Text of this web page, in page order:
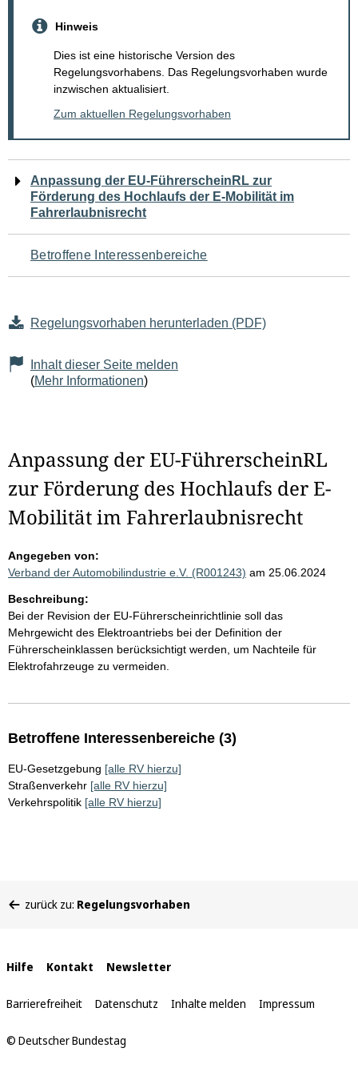
Hinweis
Dies ist eine historische Version des
Regelungsvorhabens. Das Regelungsvorhaben wurde
inzwischen aktualisiert.
Zum aktuellen Regelungsvorhaben
Navigation
für
den
Seiteninhalt
Anpassung der EU-FührerscheinRL zur
Förderung des Hochlaufs der E-Mobilität im
Fahrerlaubnisrecht
Betroffene Interessenbereiche
Regelungsvorhaben herunterladen (PDF)
Inhalt dieser Seite melden
(Mehr Informationen)
Anpassung der EU-FührerscheinRL
zur Förderung des Hochlaufs der E-
Mobilität im Fahrerlaubnisrecht
Angegeben von:
Verband der Automobilindustrie e.V. (R001243) am 25.06.2024
Beschreibung:
Bei der Revision der EU-Führerscheinrichtlinie soll das
Mehrgewicht des Elektroantriebs bei der Definition der
Führerscheinklassen berücksichtigt werden, um Nachteile für
Elektrofahrzeuge zu vermeiden.
Betroffene Interessenbereiche (3)
EU-Gesetzgebung [alle RV hierzu]
Straßenverkehr [alle RV hierzu]
Verkehrspolitik [alle RV hierzu]
befinden
zurück zu: Regelungsvorhaben
Interne
Links
Hilfe Kontakt Newsletter
Barrierefreiheit Datenschutz Inhalte melden Impressum
© Deutscher Bundestag